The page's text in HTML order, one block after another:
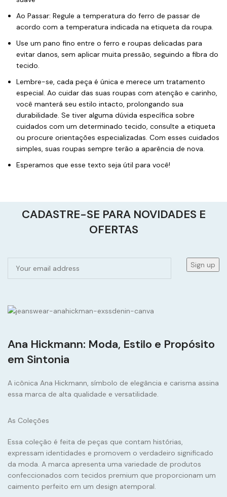
Ao Passar: Regule a temperatura do ferro de passar de
acordo com a temperatura indicada na etiqueta da roupa.
Use um pano fino entre o ferro e roupas delicadas para
evitar danos, sem aplicar muita pressão, seguindo a fibra do
tecido.
Lembre-se, cada peça é única e merece um tratamento
especial. Ao cuidar das suas roupas com atenção e carinho,
você manterá seu estilo intacto, prolongando sua
durabilidade. Se tiver alguma dúvida específica sobre
cuidados com um determinado tecido, consulte a etiqueta
ou procure orientações especializadas. Com esses cuidados
simples, suas roupas sempre terão a aparência de nova.
Esperamos que esse texto seja útil para você!
CADASTRE-SE PARA NOVIDADES E
OFERTAS
Ana Hickmann: Moda, Estilo e Propósito
em Sintonia
A icônica Ana Hickmann, símbolo de elegância e carisma assina
essa marca de alta qualidade e versatilidade.
As Coleções
Essa coleção é feita de peças que contam histórias,
expressam identidades e promovem o verdadeiro significado
da moda. A marca apresenta uma variedade de produtos
confeccionados com tecidos premium que proporcionam um
caimento perfeito em um design atemporal.